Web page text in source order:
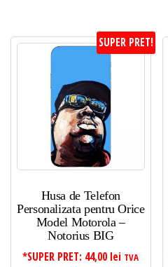
SUPER PRET!
Husa de Telefon
Personalizata pentru Orice
Model Motorola –
Notorius BIG
*SUPER PRET: 44,00 lei TVA